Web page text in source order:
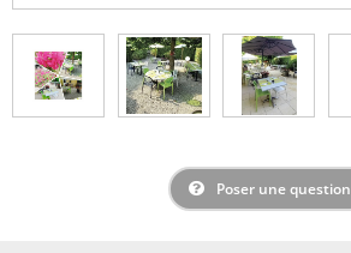
Poser une question